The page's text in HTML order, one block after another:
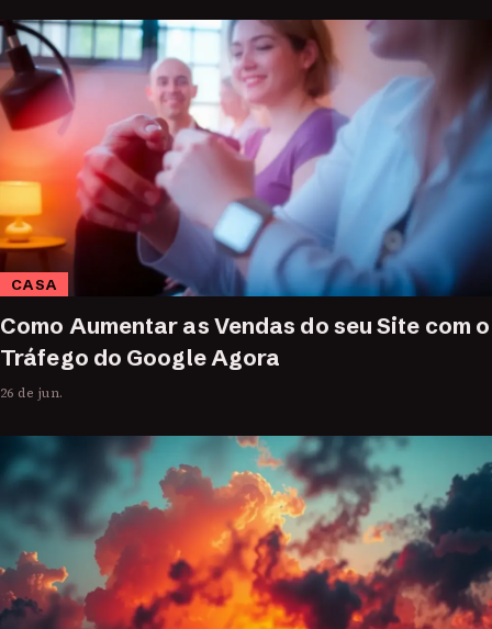
CASA
Como Aumentar as Vendas do seu Site com o
Tráfego do Google Agora
26 de jun.